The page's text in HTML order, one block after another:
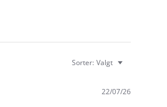
Sorter: Valgt
22/07/26